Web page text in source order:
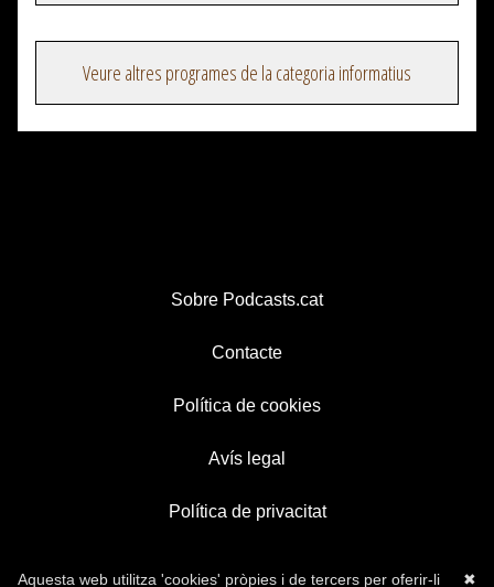
Veure altres programes de la categoria informatius
Sobre Podcasts.cat
Contacte
Política de cookies
Avís legal
Política de privacitat
✖
Aquesta web utilitza 'cookies' pròpies i de tercers per oferir-li